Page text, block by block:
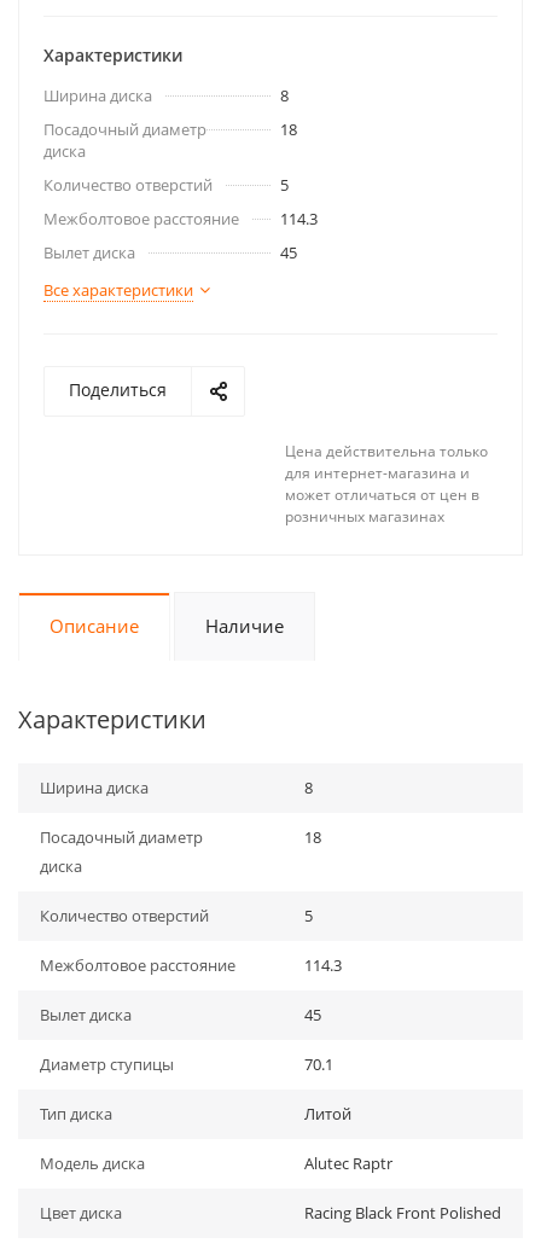
Характеристики
Ширина диска
8
Посадочный диаметр
диска
18
Количество отверстий
5
Межболтовое расстояние
114.3
Вылет диска
45
Все характеристики
Поделиться
Цена действительна только
для интернет-магазина и
может отличаться от цен в
розничных магазинах
Описание Наличие
Характеристики
Ширина диска 8
Посадочный диаметр
диска
18
Количество отверстий 5
Межболтовое расстояние 114.3
Вылет диска 45
Диаметр ступицы 70.1
Тип диска Литой
Модель диска Alutec Raptr
Цвет диска Racing Black Front Polished